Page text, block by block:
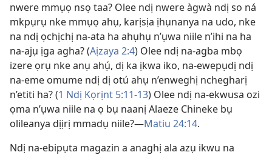
nwere mmụọ nsọ taa? Olee ndị nwere àgwà ndị so ná
mkpụrụ nke mmụọ ahụ, karịsịa ịhụnanya na udo, nke
na ndị ọchịchị na-ata ha ahụhụ n’ụwa niile n’ihi na ha
na-ajụ ịga agha? (Aịzaya 2:4) Olee ndị na-agba mbọ
izere ọrụ nke anụ ahụ́, dị ka ịkwa iko, na-ewepụdị ndị
na-eme omume ndị dị otú ahụ n’enweghị nchegharị
n’etiti ha? (1 Ndị Kọrịnt 5:11-13) Olee ndị na-ekwusa ozi
ọma n’ụwa niile na ọ bụ naanị Alaeze Chineke bụ
olileanya dịịrị mmadụ niile?—Matiu 24:14.
Ndị na-ebipụta magazin a anaghị ala azụ ikwu na